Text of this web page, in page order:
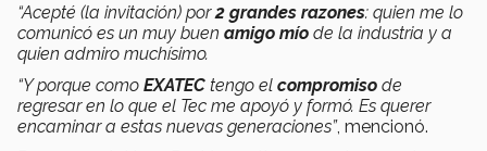
“Acepté (la invitación) por2 grandes razones: quien me lo
comunicó es un muy buen amigo mío de la industria y a
quien admiro muchísimo.
“Y porque como EXATEC tengo el compromiso de
regresar en lo que el Tec me apoyó y formó. Es querer
encaminar a estas nuevas generaciones”, mencionó.